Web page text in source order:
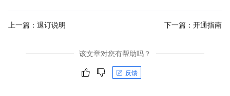
上一篇： 退订说明 下一篇： 开通指南
该文章对您有帮助吗？
反馈